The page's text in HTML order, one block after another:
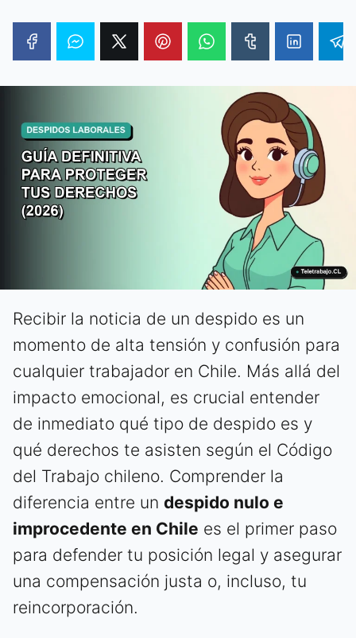
Recibir la noticia de un despido es un
momento de alta tensión y confusión para
cualquier trabajador en Chile. Más allá del
impacto emocional, es crucial entender
de inmediato qué tipo de despido es y
qué derechos te asisten según el Código
del Trabajo chileno. Comprender la
diferencia entre un despido nulo e
improcedente en Chile es el primer paso
para defender tu posición legal y asegurar
una compensación justa o, incluso, tu
reincorporación.